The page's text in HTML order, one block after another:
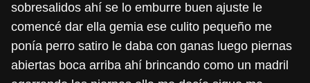
sobresalidos ahí se lo emburre buen ajuste le
comencé dar ella gemia ese culito pequeño me
ponía perro satiro le daba con ganas luego piernas
abiertas boca arriba ahí brincando como un madril